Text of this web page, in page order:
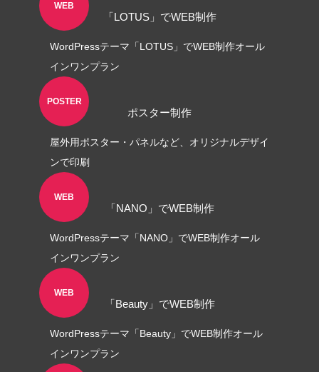
角２封筒制作事例 山本会計事務所
2021.04.07
WEB
「LOTUS」でWEB制作
WordPressテーマ「LOTUS」でWEB制作オール
インワンプラン
POSTER
ポスター制作
屋外用ポスター・パネルなど、オリジナルデザイ
ンで印刷
WEB
「NANO」でWEB制作
WordPressテーマ「NANO」でWEB制作オール
インワンプラン
WEB
「Beauty」でWEB制作
WordPressテーマ「Beauty」でWEB制作オール
インワンプラン